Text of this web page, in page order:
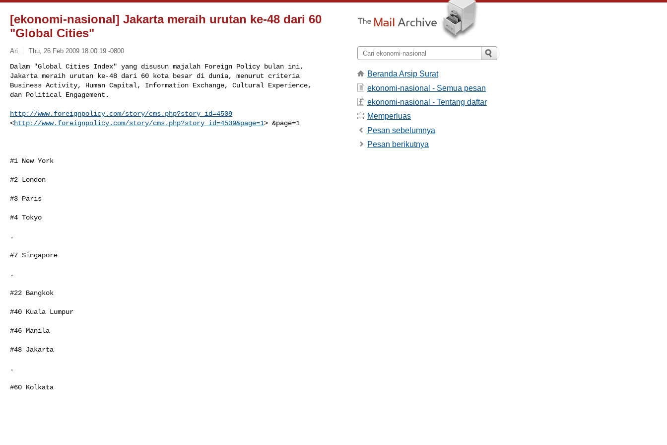
[ekonomi-nasional] Jakarta meraih urutan ke-48 dari 60
"Global Cities"
Ari Thu, 26 Feb 2009 18:00:19 -0800
Dalam "Global Cities Index" yang disusun majalah Foreign Policy bulan ini,
Jakarta meraih urutan ke-48 dari 60 kota besar di dunia, menurut criteria
Business Activity, Human Capital, Information Exchange, Cultural Experience,
dan Political Engagement.
http://www.foreignpolicy.com/story/cms.php?story_id=4509
<http://www.foreignpolicy.com/story/cms.php?story_id=4509&page=1> &page=1
#1 New York
#2 London
#3 Paris
#4 Tokyo
.
#7 Singapore
.
#22 Bangkok
#40 Kuala Lumpur
#46 Manila
#48 Jakarta
.
#60 Kolkata
Beranda Arsip Surat
ekonomi-nasional - Semua pesan
ekonomi-nasional - Tentang daftar
Memperluas
Pesan sebelumnya
Pesan berikutnya